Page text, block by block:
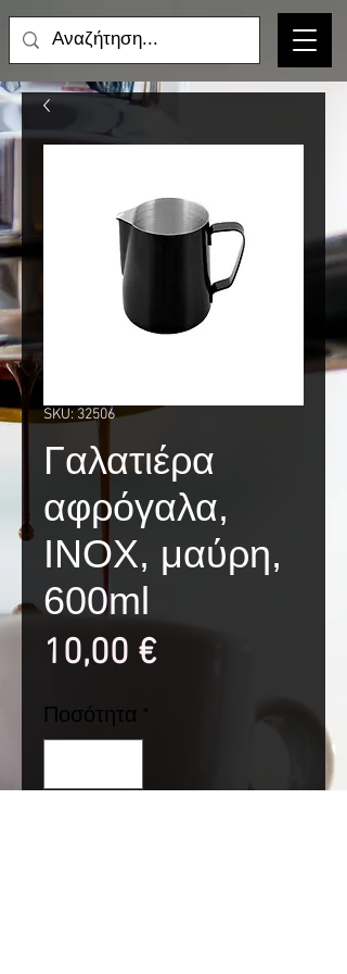
SKU: 32506
Γαλατιέρα
αφρόγαλα,
INOX, μαύρη,
600ml
10,00 €Τιμή
Ποσότητα *